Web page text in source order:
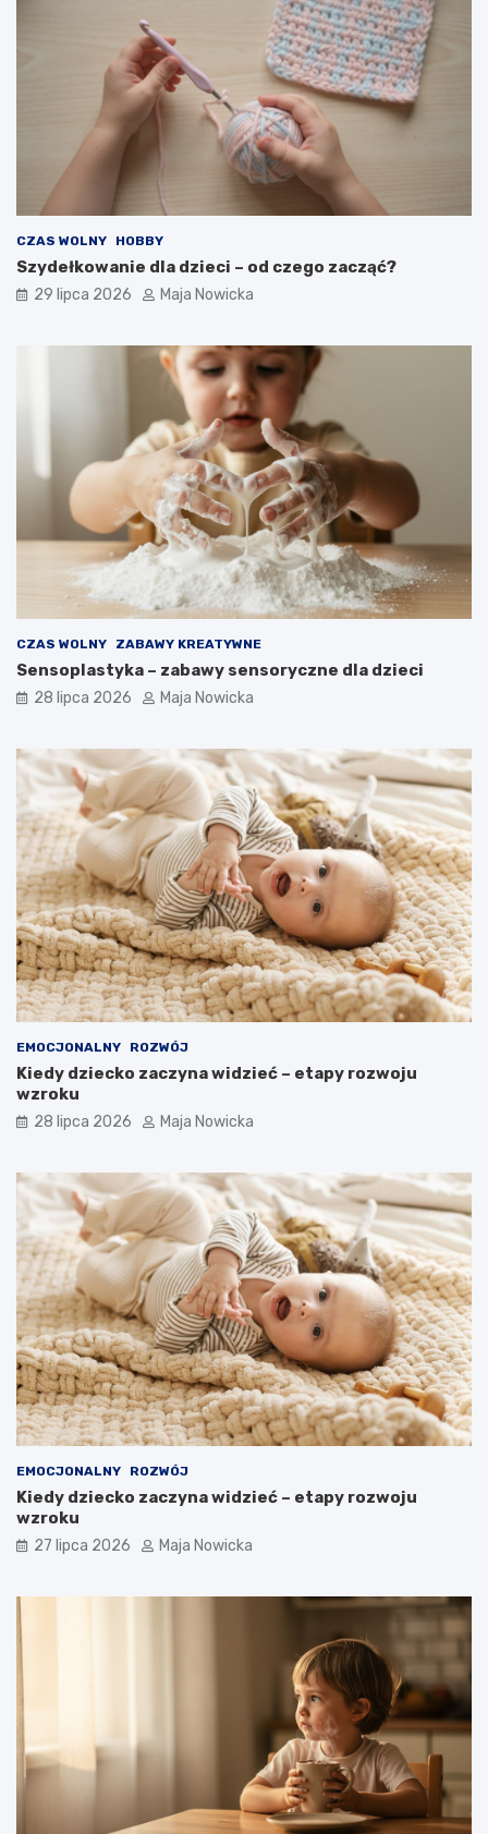
CZAS WOLNY HOBBY
Szydełkowanie dla dzieci – od czego zacząć?
29 lipca 2026 Maja Nowicka
CZAS WOLNY ZABAWY KREATYWNE
Sensoplastyka – zabawy sensoryczne dla dzieci
28 lipca 2026 Maja Nowicka
EMOCJONALNY ROZWÓJ
Kiedy dziecko zaczyna widzieć – etapy rozwoju
wzroku
28 lipca 2026 Maja Nowicka
EMOCJONALNY ROZWÓJ
Kiedy dziecko zaczyna widzieć – etapy rozwoju
wzroku
27 lipca 2026 Maja Nowicka